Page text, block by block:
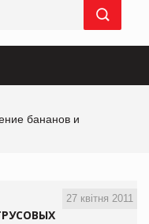
бананов и
27 квітня 2011